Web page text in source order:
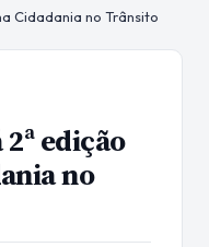
Cidadania no Trânsito
edição
no